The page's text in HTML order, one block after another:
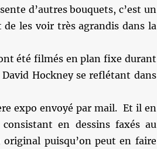
d’autres bouquets, c’est un
les voir très agrandis dans la
été filmés en plan fixe durant
Hockney se reflétant dans
expo envoyé par mail. Et il en
en dessins faxés au
original puisqu’on peut en faire